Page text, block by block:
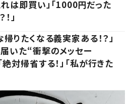
れは即買い」「1000円だった
」
帰りたくなる義実家ある！？」
いた“衝撃のメッセー
対帰省する！」「私が行きた